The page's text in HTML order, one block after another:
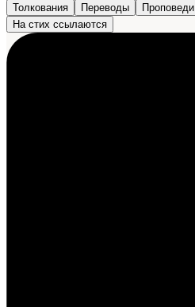
Толкования Переводы Проповеди
На стих ссылаются